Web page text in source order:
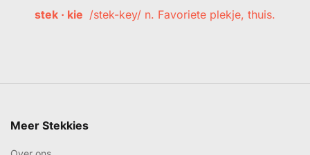
stek · kie /stek-key/ n. Favoriete plekje, thuis.
Meer Stekkies